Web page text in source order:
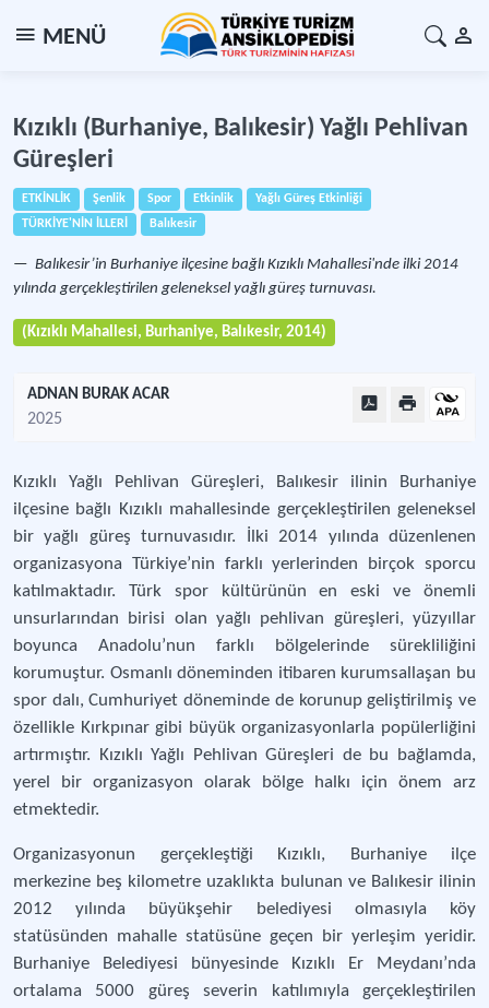
MENÜ
Kızıklı (Burhaniye, Balıkesir) Yağlı Pehlivan
Güreşleri
ETKİNLİK Şenlik Spor Etkinlik
Yağlı Güreş Etkinliği
TÜRKİYE'NİN İLLERİ
Balıkesir
Balıkesir’in Burhaniye ilçesine bağlı Kızıklı Mahallesi'nde ilki 2014
yılında gerçekleştirilen geleneksel yağlı güreş turnuvası.
(Kızıklı Mahallesi, Burhaniye, Balıkesir, 2014)
ADNAN BURAK ACAR
2025
Kızıklı Yağlı Pehlivan Güreşleri, Balıkesir ilinin Burhaniye
ilçesine bağlı Kızıklı mahallesinde gerçekleştirilen geleneksel
bir yağlı güreş turnuvasıdır. İlki 2014 yılında düzenlenen
organizasyona Türkiye’nin farklı yerlerinden birçok sporcu
katılmaktadır. Türk spor kültürünün en eski ve önemli
unsurlarından birisi olan yağlı pehlivan güreşleri, yüzyıllar
boyunca Anadolu’nun farklı bölgelerinde sürekliliğini
korumuştur. Osmanlı döneminden itibaren kurumsallaşan bu
spor dalı, Cumhuriyet döneminde de korunup geliştirilmiş ve
özellikle Kırkpınar gibi büyük organizasyonlarla popülerliğini
artırmıştır. Kızıklı Yağlı Pehlivan Güreşleri de bu bağlamda,
yerel bir organizasyon olarak bölge halkı için önem arz
etmektedir.
Organizasyonun gerçekleştiği Kızıklı, Burhaniye ilçe
merkezine beş kilometre uzaklıkta bulunan ve Balıkesir ilinin
2012 yılında büyükşehir belediyesi olmasıyla köy
statüsünden mahalle statüsüne geçen bir yerleşim yeridir.
Burhaniye Belediyesi bünyesinde Kızıklı Er Meydanı’nda
ortalama 5000 güreş severin katılımıyla gerçekleştirilen